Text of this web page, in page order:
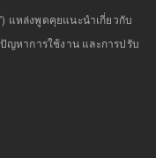
แหล่งพูดคุยแนะนำเกี่ยวกับ
ญหาการใช้งาน และการปรับ